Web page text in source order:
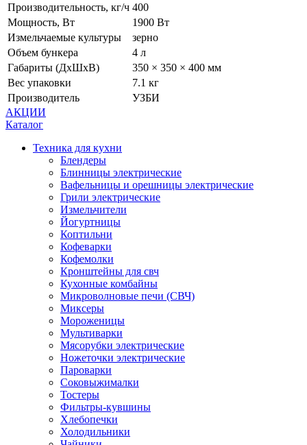
Производительность, кг/ч 400
Мощность, Вт
1900 Вт
Измельчаемые культуры
зерно
Объем бункера
4 л
Габариты (ДхШхВ)
350 × 350 × 400 мм
Вес упаковки
7.1 кг
Производитель
УЗБИ
АКЦИИ
Каталог
Техника для кухни
Блендеры
Блинницы электрические
Вафельницы и орешницы электрические
Грили электрические
Измельчители
Йогуртницы
Коптильни
Кофеварки
Кофемолки
Кронштейны для свч
Кухонные комбайны
Микроволновые печи (СВЧ)
Миксеры
Мороженицы
Мультиварки
Мясорубки электрические
Ножеточки электрические
Пароварки
Соковыжималки
Тостеры
Фильтры-кувшины
Хлебопечки
Холодильники